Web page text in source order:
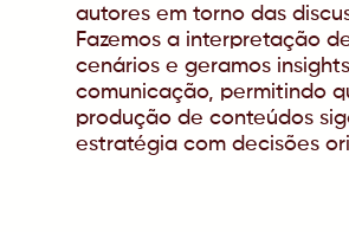
autores em torno das
Fazemos a interpretação
cenários e geramos
comunicação, permitindo
produção de conteúdos
estratégia com decisões